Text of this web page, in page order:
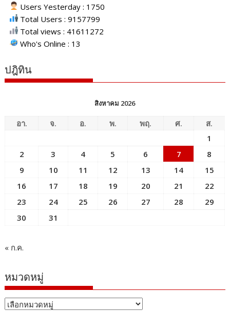
Users Yesterday : 1750
Total Users : 9157799
Total views : 41611272
Who's Online : 13
ปฎิทิน
สิงหาคม 2026
อา. จ. อ. พ. พฤ. ศ.
ส.
1
2
3 4 5 6 7
8
9
10 11 12 13 14
15
16
17 18 19 20 21
22
23
24 25 26 27 28
29
30
31
« ก.ค.
หมวดหมู่
หมวด